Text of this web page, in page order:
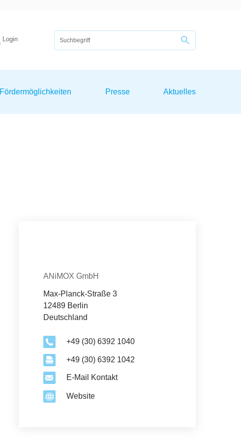
Login
Fördermöglichkeiten Presse Aktuelles
Organisation
ANiMOX GmbH
Max-Planck-Straße 3
12489 Berlin
Deutschland
+49 (30) 6392 1040
+49 (30) 6392 1042
E-Mail Kontakt
Website